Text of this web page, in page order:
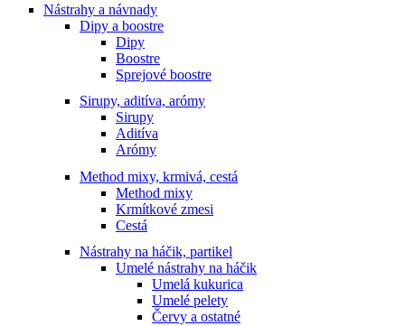
Nástrahy a návnady
Dipy a boostre
Dipy
Boostre
Sprejové boostre
Sirupy, aditíva, arómy
Sirupy
Aditíva
Arómy
Method mixy, krmivá, cestá
Method mixy
Krmítkové zmesi
Cestá
Nástrahy na háčik, partikel
Umelé nástrahy na háčik
Umelá kukurica
Umelé pelety
Červy a ostatné